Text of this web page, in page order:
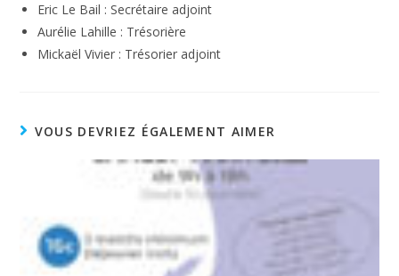
Eric Le Bail : Secrétaire adjoint
Aurélie Lahille : Trésorière
Mickaël Vivier : Trésorier adjoint
VOUS DEVRIEZ ÉGALEMENT AIMER